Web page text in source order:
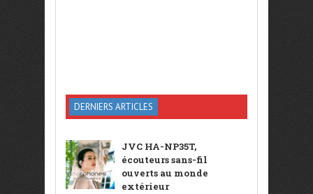
DERNIERS ARTICLES
JVC HA-NP35T,
écouteurs sans-fil
ouverts au monde
extérieur